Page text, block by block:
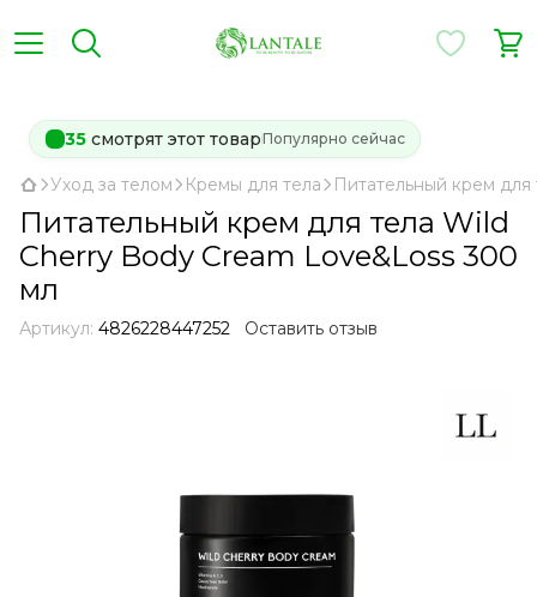
35 смотрят этот товарПопулярно сейчас
Уход за телом Кремы для тела Питательный крем
Питательный крем для тела Wild
Cherry Body Cream Love&Loss 300
мл
Артикул: 4826228447252 Оставить отзыв